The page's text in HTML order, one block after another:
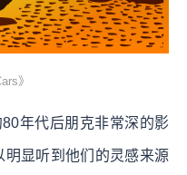
》
年代后朋克非常深的影
显听到他们的灵感来源